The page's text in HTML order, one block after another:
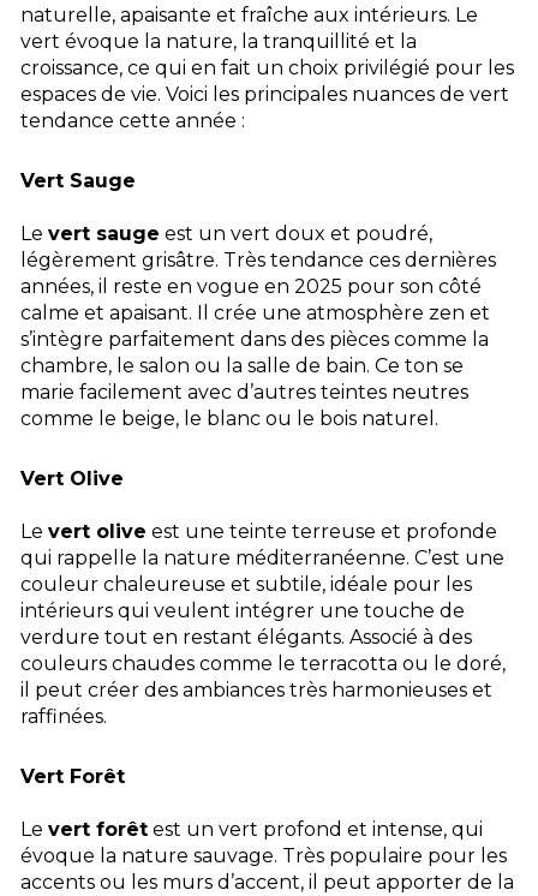
naturelle, apaisante et fraîche aux intérieurs. Le
vert évoque la nature, la tranquillité et la
croissance, ce qui en fait un choix privilégié pour les
espaces de vie. Voici les principales nuances de vert
tendance cette année :
Vert Sauge
Levert sauge est un vert doux et poudré,
légèrement grisâtre. Très tendance ces dernières
années, il reste en vogue en 2025 pour son côté
calme et apaisant. Il crée une atmosphère zen et
s’intègre parfaitement dans des pièces comme la
chambre, le salon ou la salle de bain. Ce ton se
marie facilement avec d’autres teintes neutres
comme le beige, le blanc ou le bois naturel.
Vert Olive
Levert olive est une teinte terreuse et profonde
qui rappelle la nature méditerranéenne. C’est une
couleur chaleureuse et subtile, idéale pour les
intérieurs qui veulent intégrer une touche de
verdure tout en restant élégants. Associé à des
couleurs chaudes comme le terracotta ou le doré,
il peut créer des ambiances très harmonieuses et
raffinées.
Vert Forêt
Levert forêt est un vert profond et intense, qui
évoque la nature sauvage. Très populaire pour les
accents ou les murs d’accent, il peut apporter de la